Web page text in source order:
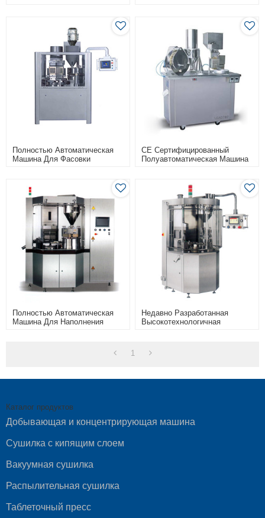
Полностью Автоматическая
Машина Для Фасовки
CE Сертифицированный
Полуавтоматическая Машина
Полностью Автоматическая
Машина Для Наполнения
Недавно Разработанная
Высокотехнологичная
1
Каталог продуктов
Добывающая и концентрирующая машина
Сушилка с кипящим слоем
Вакуумная сушилка
Распылительная сушилка
Таблеточный пресс